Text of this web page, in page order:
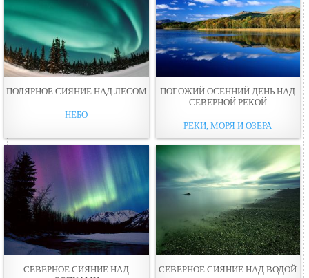
ПОЛЯРНОЕ СИЯНИЕ НАД ЛЕСОМ
НЕБО
ПОГОЖИЙ ОСЕННИЙ ДЕНЬ НАД
СЕВЕРНОЙ РЕКОЙ
РЕКИ, МОРЯ И ОЗЕРА
СЕВЕРНОЕ СИЯНИЕ НАД
СЕВЕРНОЕ СИЯНИЕ НАД ВОДОЙ